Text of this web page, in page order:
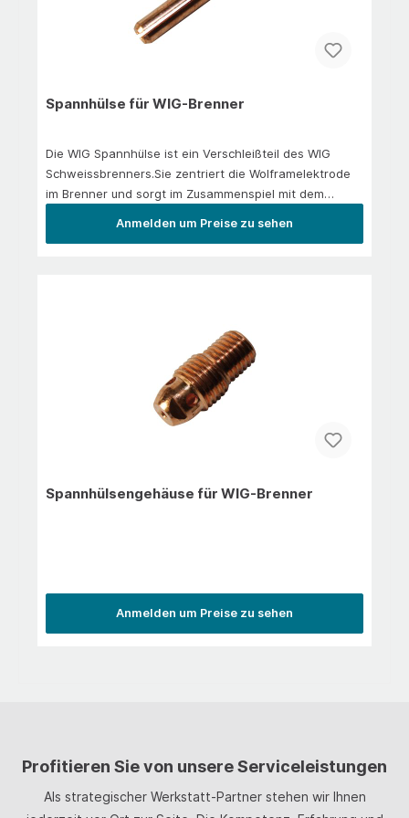
Spannhülse für WIG-Brenner
Die WIG Spannhülse ist ein Verschleißteil des WIG
Schweissbrenners.Sie zentriert die Wolframelektrode
im Brenner und sorgt im Zusammenspiel mit dem
Anmelden um Preise zu sehen
Spannhülsengehäuse für WIG-Brenner
Anmelden um Preise zu sehen
Profitieren Sie von unsere Serviceleistungen
Als strategischer Werkstatt-Partner stehen wir Ihnen